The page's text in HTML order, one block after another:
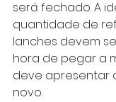
será fechado. A
quantidade de
lanches devem
hora de pegar a
deve apresentar
novo. ​